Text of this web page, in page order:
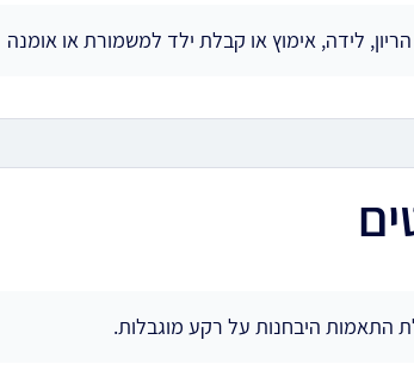
לידה, אימוץ או קבלת ילד למשמורת או אומנה
התאמות היבחנות על רקע מוגבלות.